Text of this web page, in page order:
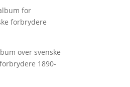
for
forbrydere
over svenske
1890-